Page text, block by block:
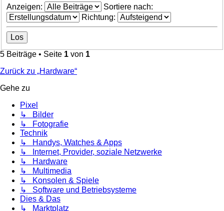
Anzeigen:
Sortiere nach:
Richtung:
5 Beiträge • Seite 1 von 1
Zurück zu „Hardware“
Gehe zu
Pixel
↳ Bilder
↳ Fotografie
Technik
↳ Handys, Watches & Apps
↳ Internet, Provider, soziale Netzwerke
↳ Hardware
↳ Multimedia
↳ Konsolen & Spiele
↳ Software und Betriebsysteme
Dies & Das
↳ Marktplatz